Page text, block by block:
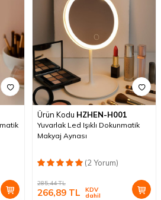
Ürün Kodu HZHEN-H001
Yuvarlak Led Işıklı Dokunmatik
Makyaj Aynası
(2 Yorum)
285,44TL
266,89 TL KDV
dahil